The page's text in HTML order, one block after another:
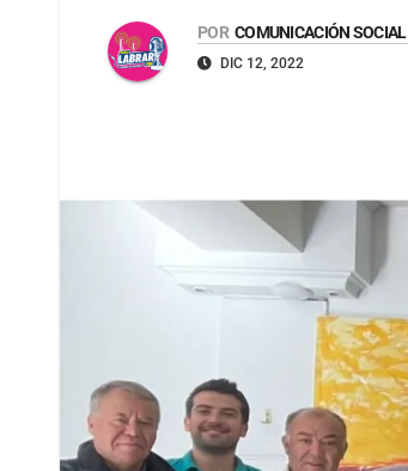
POR COMUNICACIÓN SOCIAL
DIC 12, 2022